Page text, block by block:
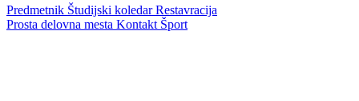
Predmetnik Študijski koledarRestavracija
Prosta delovna mesta Kontakt Šport